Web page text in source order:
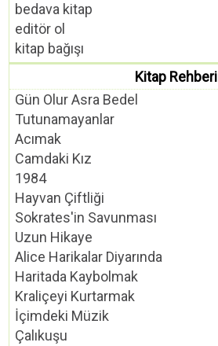
bedava kitap
editör ol
kitap bağışı
Kitap Rehberi
Gün Olur Asra Bedel
Tutunamayanlar
Acımak
Camdaki Kız
1984
Hayvan Çiftliği
Sokrates'in Savunması
Uzun Hikaye
Alice Harikalar Diyarında
Haritada Kaybolmak
Kraliçeyi Kurtarmak
İçimdeki Müzik
Çalıkuşu